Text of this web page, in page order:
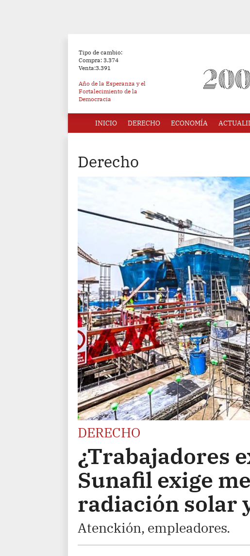
Tipo de cambio:
Compra: 3.374
Venta:3.391
Año de la Esperanza y el
Fortalecimiento de la
Democracia
INICIO DERECHO ECONOMÍA
Derecho
DERECHO
¿Trabajadores
Sunafil exige
radiación solar
Atenckión, empleadores.